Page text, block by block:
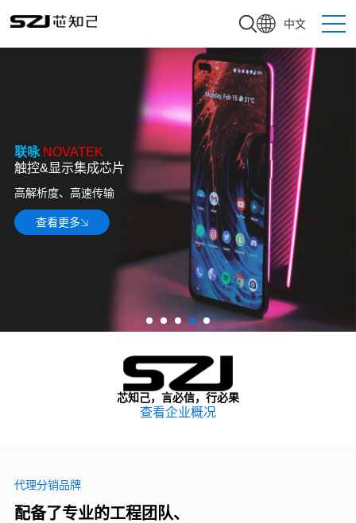
中文
联咏NOVATEK
触控&显示集成芯片
高解析度、高速传输
查看更多
芯知己，言必信，行必果
查看企业概况
代理分销品牌
配备了专业的工程团队、